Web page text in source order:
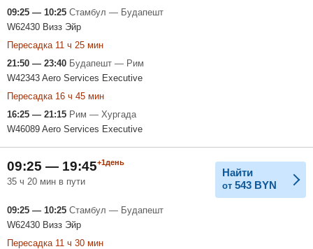
09:25 — 10:25 Стамбул — Будапешт
W62430 Визз Эйр
Пересадка 11 ч 25 мин
21:50 — 23:40 Будапешт — Рим
W42343 Aero Services Executive
Пересадка 16 ч 45 мин
16:25 — 21:15 Рим — Хургада
W46089 Aero Services Executive
09:25 — 19:45+1день
35 ч 20 мин в пути
Найти
от 543 BYN
09:25 — 10:25 Стамбул — Будапешт
W62430 Визз Эйр
Пересадка 11 ч 30 мин